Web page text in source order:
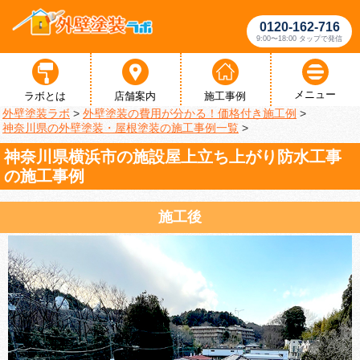
0120-162-716
9:00〜18:00 タップで発信
ラボとは 店舗案内 施工事例 メニュー
外壁塗装ラボ > 外壁塗装の費用が分かる！価格付き施工例 >
神奈川県の外壁塗装・屋根塗装の施工事例一覧 >
神奈川県横浜市の施設屋上立ち上がり防水工事
の施工事例
施工後